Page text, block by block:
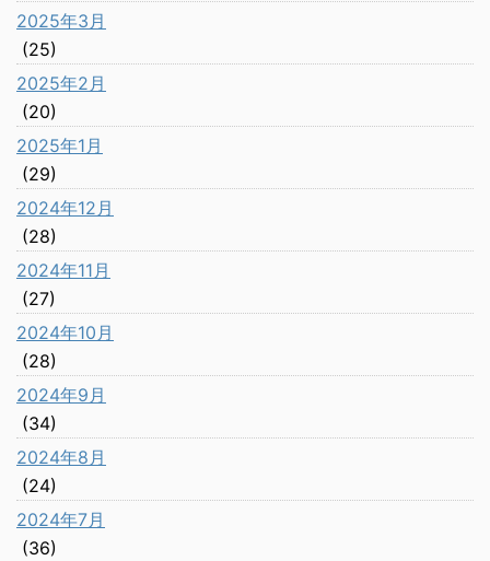
2025年3月
(25)
2025年2月
(20)
2025年1月
(29)
2024年12月
(28)
2024年11月
(27)
2024年10月
(28)
2024年9月
(34)
2024年8月
(24)
2024年7月
(36)